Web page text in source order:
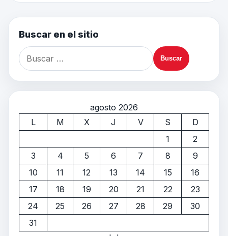
Buscar en el sitio
agosto 2026
L
M X J V S
D
1
2
3
4 5 6 7 8
9
10
11 12 13 14 15
16
17
18 19 20 21 22
23
24
25 26 27 28 29
30
31